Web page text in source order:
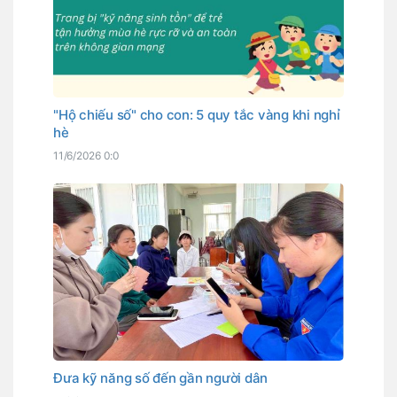
"Hộ chiếu số" cho con: 5 quy tắc vàng khi nghỉ
hè
11/6/2026 0:0
Đưa kỹ năng số đến gần người dân